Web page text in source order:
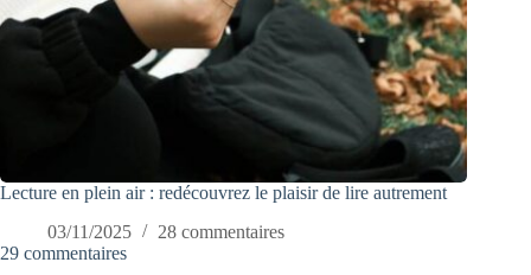
Lecture en plein air : redécouvrez le plaisir de lire autrement
03/11/2025
28 commentaires
29 commentaires